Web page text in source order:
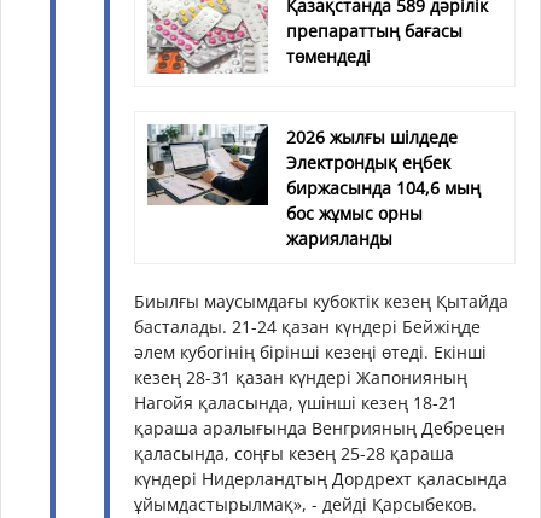
Қазақстанда 589 дәрілік
препараттың бағасы
төмендеді
2026 жылғы шілдеде
Электрондық еңбек
биржасында 104,6 мың
бос жұмыс орны
жарияланды
Биылғы маусымдағы кубоктік кезең Қытайда
басталады. 21-24 қазан күндері Бейжіңде
әлем кубогінің бірінші кезеңі өтеді. Екінші
кезең 28-31 қазан күндері Жапонияның
Нагойя қаласында, үшінші кезең 18-21
қараша аралығында Венгрияның Дебрецен
қаласында, соңғы кезең 25-28 қараша
күндері Нидерландтың Дордрехт қаласында
ұйымдастырылмақ», - дейді Қарсыбеков.